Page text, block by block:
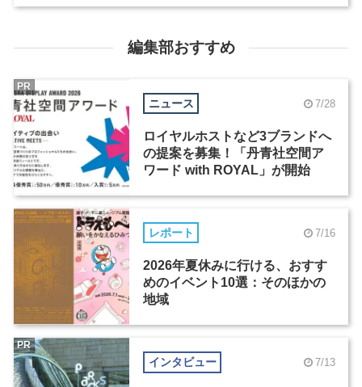
編集部おすすめ
ニュース 7/28
ロイヤルホストなど3ブランドへ
の提案を募集！「丹青社空間ア
ワード with ROYAL」が開始
PR
レポート 7/16
2026年夏休みに行ける、おすす
めのイベント10選：そのほかの
地域
インタビュー 7/13
PR